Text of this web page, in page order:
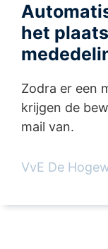
het
Zodra er een
krijgen de
mail van.
VvE De